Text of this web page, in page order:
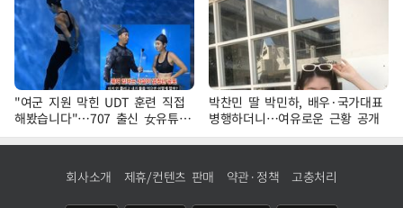
"여군 지원 막힌 UDT 훈련 직접
해봤습니다"…707 출신 女유튜버
'완벽 소화'
박찬민 딸 박민하, 배우·국가대표
병행하더니…여유로운 근황 공개
회사소개 제휴/컨텐츠 판매 약관·정책 고충처리